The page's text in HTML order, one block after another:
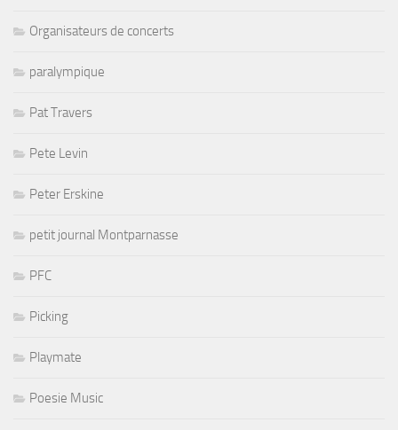
Organisateurs de concerts
paralympique
Pat Travers
Pete Levin
Peter Erskine
petit journal Montparnasse
PFC
Picking
Playmate
Poesie Music